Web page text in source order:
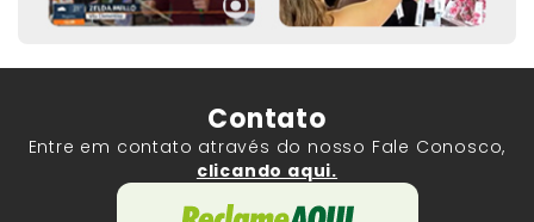
Contato
Entre em contato através do nosso Fale Conosco,
clicando aqui.